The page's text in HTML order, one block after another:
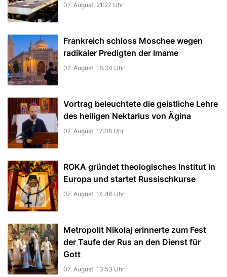
07. August, 21:27 Uhr
Frankreich schloss Moschee wegen
radikaler Predigten der Imame
07. August, 18:34 Uhr
Vortrag beleuchtete die geistliche Lehre
des heiligen Nektarius von Ägina
07. August, 17:06 Uhr
ROKA gründet theologisches Institut in
Europa und startet Russischkurse
07. August, 14:46 Uhr
Metropolit Nikolaj erinnerte zum Fest
der Taufe der Rus an den Dienst für
Gott
07. August, 13:53 Uhr